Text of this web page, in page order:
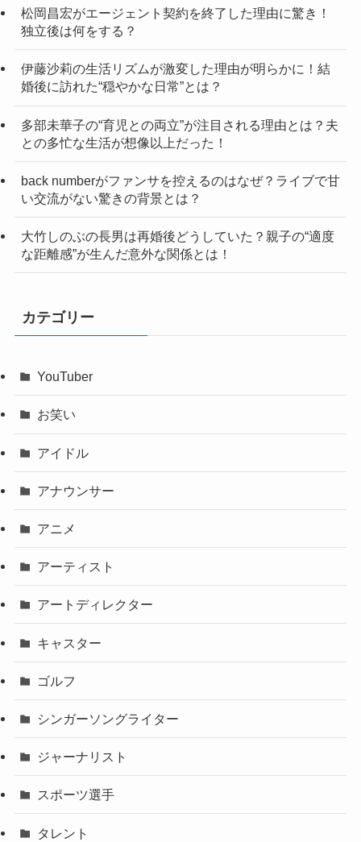
松岡昌宏がエージェント契約を終了した理由に驚き！
独立後は何をする？
伊藤沙莉の生活リズムが激変した理由が明らかに！結
婚後に訪れた“穏やかな日常”とは？
多部未華子の“育児との両立”が注目される理由とは？夫
との多忙な生活が想像以上だった！
back numberがファンサを控えるのはなぜ？ライブで甘
い交流がない驚きの背景とは？
大竹しのぶの長男は再婚後どうしていた？親子の“適度
な距離感”が生んだ意外な関係とは！
カテゴリー
YouTuber
お笑い
アイドル
アナウンサー
アニメ
アーティスト
アートディレクター
キャスター
ゴルフ
シンガーソングライター
ジャーナリスト
スポーツ選手
タレント